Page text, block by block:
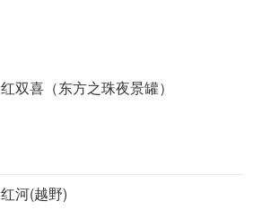
红双喜（东方之珠夜景罐）
红河(越野)